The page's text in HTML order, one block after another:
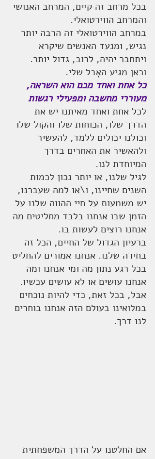
בכל מרחב זה קיים, המרחב האנושי
והמרחב הווירטואלי.
במרחב הווירטואלי זה הרבה יותר
נגיש, ומנעד האנשים שיקרא
ויתחבר יהיה, לרוב, גדול יותר.
וכאן מגיע האָבל שלי.
כל אחת ואחד מכם הוא השראה,
מעוררי מחשבה ומפעילי רגשות
לכל אחת ואחד מאיתנו יש את
הדרך שלו, הכוחות שלו והקול שלו
וכולנו יכולים ללמד, להעשיר
ולהאשיר את האחרים בדרך
המיוחדת לנו.
לגיל שלנו, או יותר נכון לכמות
השנים שחיינו, ו\או למה שעברנו,
יש משמעות על חיי ההווה שלנו על
הזמן שבו אנחנו בלבד מחליטים מה
אנחנו רוצים לעשות בו.
ברעיון הגדול של החיים, הכל זה
בחירה שלנו. אנחנו אמורים להחליט
בכל רגע נתון מה ומי אנחנו ומה
אנחנו עושים או לא עושים עכשיו.
אבל, בכל זאת, כדי להיות נוכחים
במלואינו בעולם הזה אנחנו בוחרים
לנו דרך.
אם החלטנו על הדרך המשפחתית